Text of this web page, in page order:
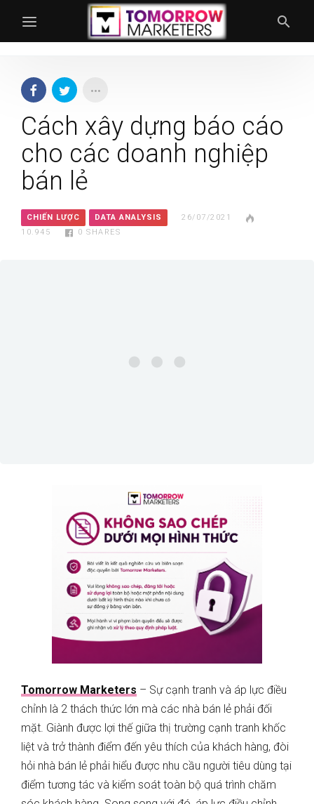
Cách xây dựng báo cáo
cho các doanh nghiệp
bán lẻ
CHIẾN LƯỢC DATA ANALYSIS
26/07/2021
10.945
0 SHARES
Tomorrow Marketers – Sự cạnh tranh và áp lực điều
chỉnh là 2 thách thức lớn mà các nhà bán lẻ phải đối
mặt. Giành được lợi thế giữa thị trường cạnh tranh khốc
liệt và trở thành điểm đến yêu thích của khách hàng, đòi
hỏi nhà bán lẻ phải hiểu được nhu cầu người tiêu dùng tại
điểm tương tác và kiểm soát toàn bộ quá trình chăm